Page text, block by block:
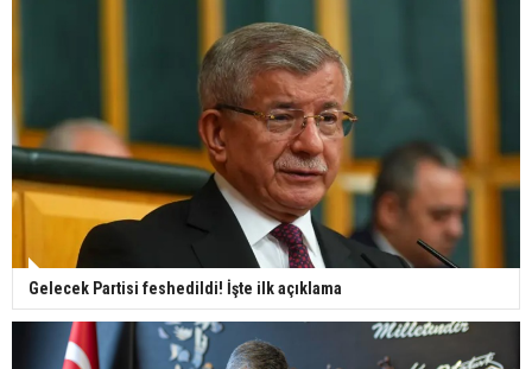
Gelecek Partisi feshedildi! İşte ilk açıklama